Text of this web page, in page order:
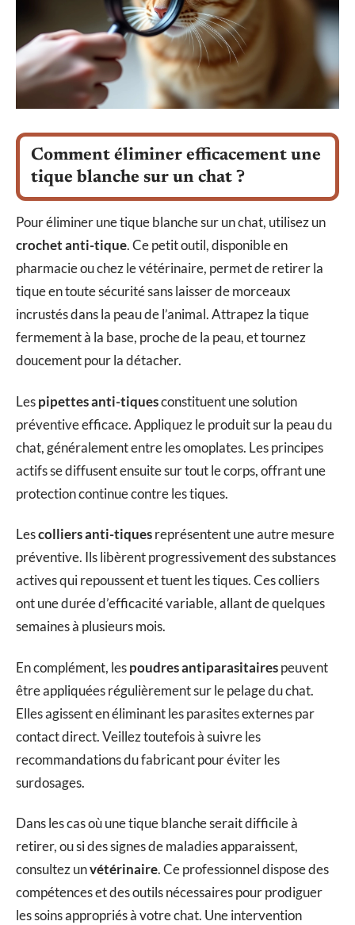
Comment éliminer efficacement une
tique blanche sur un chat ?
Pour éliminer une tique blanche sur un chat, utilisez un
crochet anti-tique. Ce petit outil, disponible en
pharmacie ou chez le vétérinaire, permet de retirer la
tique en toute sécurité sans laisser de morceaux
incrustés dans la peau de l’animal. Attrapez la tique
fermement à la base, proche de la peau, et tournez
doucement pour la détacher.
Lespipettes anti-tiquesconstituent une solution
préventive efficace. Appliquez le produit sur la peau du
chat, généralement entre les omoplates. Les principes
actifs se diffusent ensuite sur tout le corps, offrant une
protection continue contre les tiques.
Lescolliers anti-tiquesreprésentent une autre mesure
préventive. Ils libèrent progressivement des substances
actives qui repoussent et tuent les tiques. Ces colliers
ont une durée d’efficacité variable, allant de quelques
semaines à plusieurs mois.
En complément, lespoudres antiparasitairespeuvent
être appliquées régulièrement sur le pelage du chat.
Elles agissent en éliminant les parasites externes par
contact direct. Veillez toutefois à suivre les
recommandations du fabricant pour éviter les
surdosages.
Dans les cas où une tique blanche serait difficile à
retirer, ou si des signes de maladies apparaissent,
consultez unvétérinaire. Ce professionnel dispose des
compétences et des outils nécessaires pour prodiguer
les soins appropriés à votre chat. Une intervention